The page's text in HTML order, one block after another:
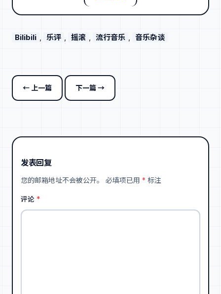
Bilibili , 乐评 , 摇滚 , 流行音乐 , 音乐杂谈
← 上一篇 下一篇 →
发表回复
您的邮箱地址不会被公开。 必填项已用 * 标注
评论 *